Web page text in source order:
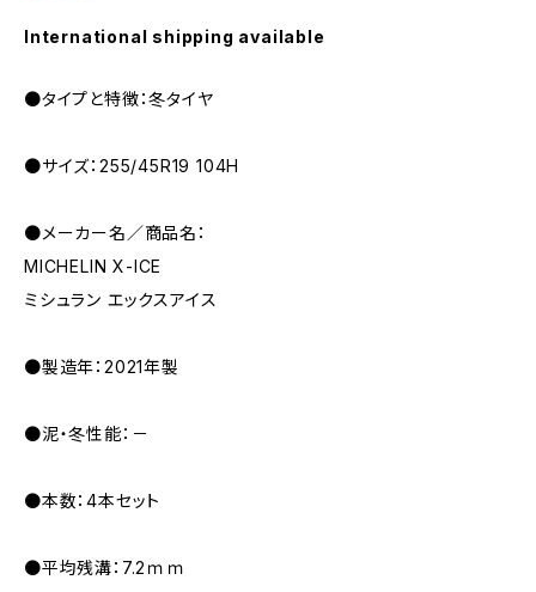
International shipping available
●タイプと特徴：冬タイヤ
●サイズ：255/45R19 104H
●メーカー名／商品名：
MICHELIN X-ICE
ミシュラン エックスアイス
●製造年：2021年製
●泥・冬性能：－
●本数：4本セット
●平均残溝：7.2ｍｍ